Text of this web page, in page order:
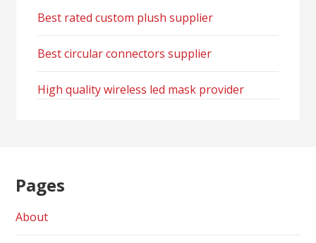
Best rated custom plush supplier
Best circular connectors supplier
High quality wireless led mask provider
Pages
About